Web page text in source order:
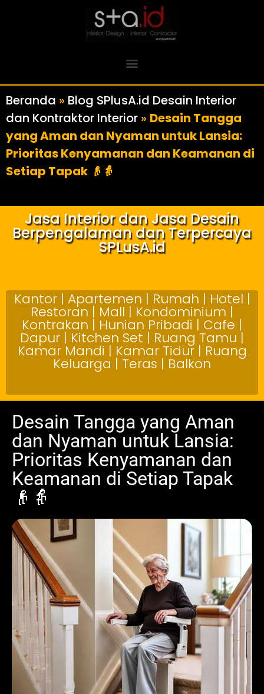
Beranda » Blog SPlusA.id Desain Interior
dan Kontraktor Interior » Desain Tangga
yang Aman dan Nyaman untuk Lansia:
Prioritas Kenyamanan dan Keamanan di
Setiap Tapak 👴👵
Jasa Interior dan Jasa Desain
Berpengalaman dan Terpercaya
SPLusA.id
Kantor | Apartemen | Rumah | Hotel |
Restoran | Mall | Kondominium |
Kontrakan | Hunian Pribadi | Cafe |
Dapur | Kitchen Set | Ruang Tamu |
Kamar Mandi | Kamar Tidur | Ruang
Keluarga | Teras | Balkon
Desain Tangga yang Aman
dan Nyaman untuk Lansia:
Prioritas Kenyamanan dan
Keamanan di Setiap Tapak
👴👵